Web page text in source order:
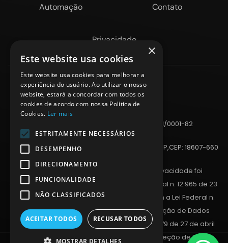
Automação
Contato
Privacidade
KANGOO DIGITAL - ME - CNPJ: 38.135.351/0001-82
Av. Dr. Vital Brasil, 1060 - sala 607 - Botucatu - SP,CEP: 18607-660
POLÍTICA DE PRIVACIDADE: A Política de Privacidade foi
elaborada em conformidade com a Lei Federal n. 12.965 de 23
de abril de 2014 (Marco Civil da Internet), com a Lei Federal n.
13.709, de 14 de agosto de 2018 (Lei de Proteção de Dados
Pessoais) e com o Regulamento UE n. 2016/679 de 27 de abril
de 2016 (Regulamento Geral Europeu de Proteção de Dados
×
Este website usa cookies
Este website usa cookies para melhorar a
experiência do usuário. Ao utilizar o nosso
website, estará a concordar com todos os
cookies de acordo com nossa Política de
Cookies. Ler mais
ESTRITAMENTE NECESSÁRIOS
DESEMPENHO
DIRECIONAMENTO
FUNCIONALIDADE
NÃO CLASSIFICADOS
ACEITAR TODOS RECUSAR TODOS
MOSTRAR DETALHES